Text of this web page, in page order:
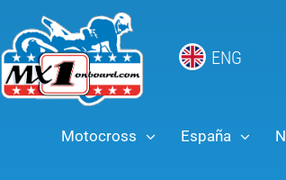
ENG
Motocross España